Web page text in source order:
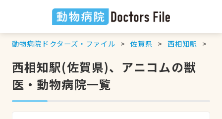
動物病院ドクターズ・ファイル 佐賀県 西相知駅
西相知駅(佐賀県)、アニコムの獣
医・動物病院一覧